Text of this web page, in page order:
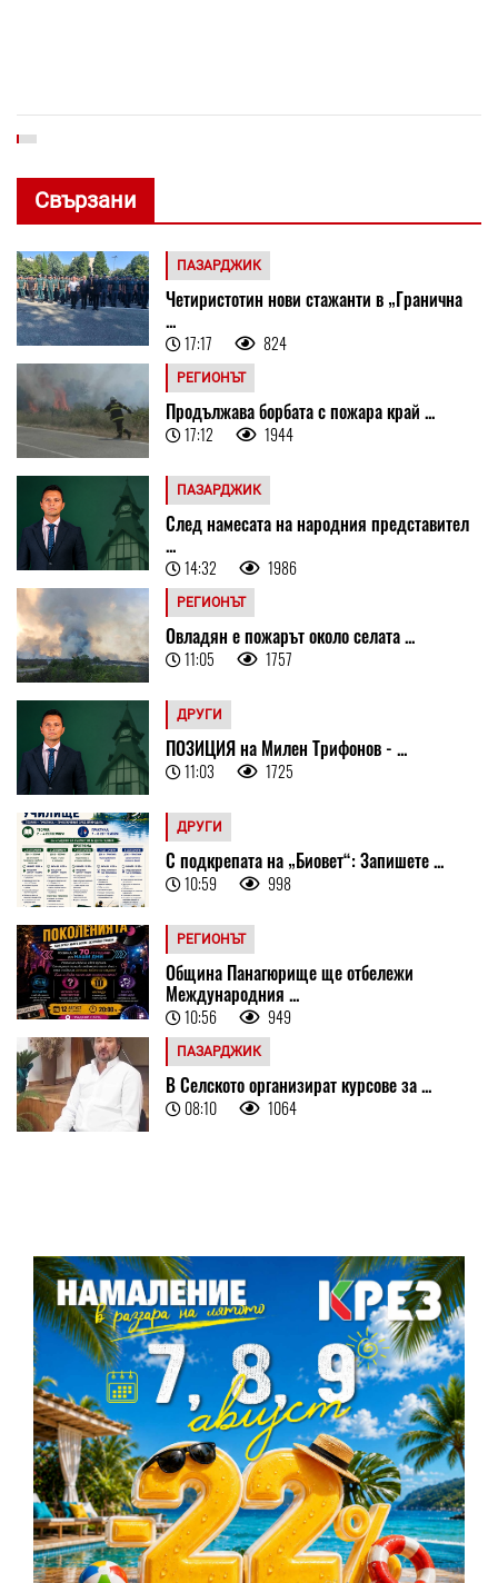
Свързани
ПАЗАРДЖИК
Четиристотин нови стажанти в „Гранична
...
17:17 824
РЕГИОНЪТ
Продължава борбата с пожара край ...
17:12 1944
ПАЗАРДЖИК
След намесата на народния представител
...
14:32 1986
РЕГИОНЪТ
Овладян е пожарът около селата ...
11:05 1757
ДРУГИ
ПОЗИЦИЯ на Милен Трифонов - ...
11:03 1725
ДРУГИ
С подкрепата на „Биовет“: Запишете ...
10:59 998
РЕГИОНЪТ
Община Панагюрище ще отбележи
Международния ...
10:56 949
ПАЗАРДЖИК
В Селското организират курсове за ...
08:10 1064